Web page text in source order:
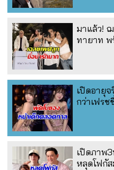
มาแล้ว!
ทายาท พ
เปิดอายุจ
กว่าเฟรช
เปิดภาพ
หลุดโฟกั